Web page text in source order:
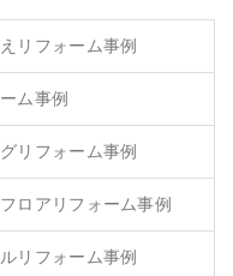
リフォーム事例
ム事例
リフォーム事例
ロアリフォーム事例
リフォーム事例